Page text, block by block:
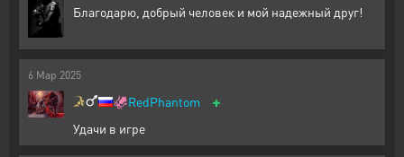
Благодарю, добрый человек и мой надежный друг!
6 Мар 2025
🦑RedPhantom +
Удачи в игре